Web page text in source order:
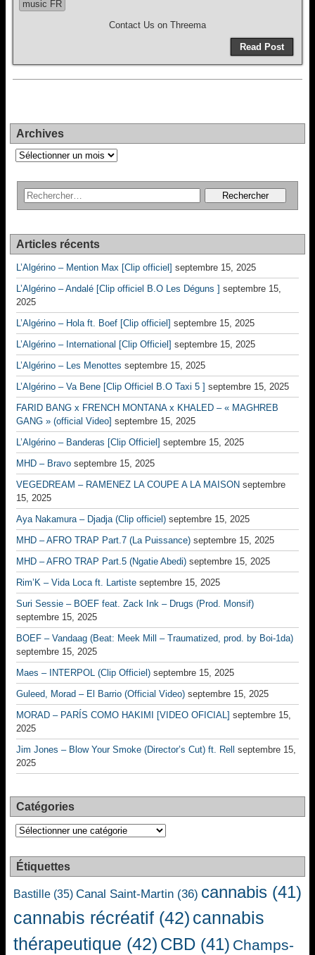
music FR
Contact Us on Threema
Read Post
Archives
Archives
Articles récents
L’Algérino – Mention Max [Clip officiel] septembre 15, 2025
L’Algérino – Andalé [Clip officiel B.O Les Déguns ] septembre 15,
2025
L’Algérino – Hola ft. Boef [Clip officiel] septembre 15, 2025
L’Algérino – International [Clip Officiel] septembre 15, 2025
L’Algérino – Les Menottes septembre 15, 2025
L’Algérino – Va Bene [Clip Officiel B.O Taxi 5 ] septembre 15, 2025
FARID BANG x FRENCH MONTANA x KHALED – « MAGHREB
GANG » (official Video] septembre 15, 2025
L’Algérino – Banderas [Clip Officiel] septembre 15, 2025
MHD – Bravo septembre 15, 2025
VEGEDREAM – RAMENEZ LA COUPE A LA MAISON septembre
15, 2025
Aya Nakamura – Djadja (Clip officiel) septembre 15, 2025
MHD – AFRO TRAP Part.7 (La Puissance) septembre 15, 2025
MHD – AFRO TRAP Part.5 (Ngatie Abedi) septembre 15, 2025
Rim’K – Vida Loca ft. Lartiste septembre 15, 2025
Suri Sessie – BOEF feat. Zack Ink – Drugs (Prod. Monsif)
septembre 15, 2025
BOEF – Vandaag (Beat: Meek Mill – Traumatized, prod. by Boi-1da)
septembre 15, 2025
Maes – INTERPOL (Clip Officiel) septembre 15, 2025
Guleed, Morad – El Barrio (Official Video) septembre 15, 2025
MORAD – PARÍS COMO HAKIMI [VIDEO OFICIAL] septembre 15,
2025
Jim Jones – Blow Your Smoke (Director’s Cut) ft. Rell
septembre 15,
2025
Catégories
Catégories
Étiquettes
Bastille (35) Canal Saint-Martin (36) cannabis (41)
cannabis récréatif (42) cannabis
thérapeutique (42) CBD (41) Champs-